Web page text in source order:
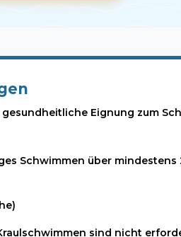
Eignung zum
Schwimmen über mindestens
sind nicht